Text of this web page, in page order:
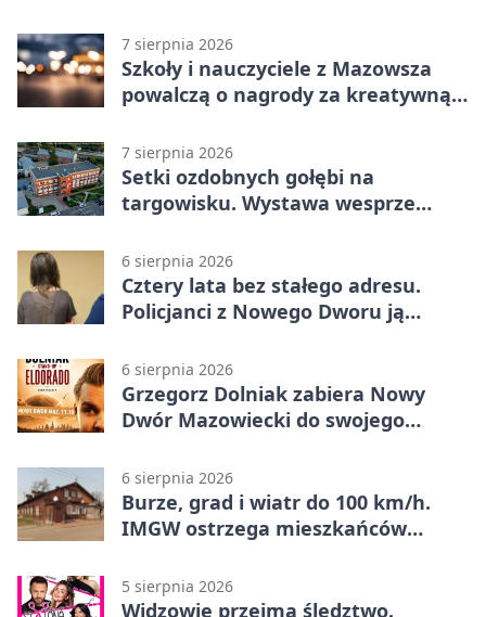
7 sierpnia 2026
Szkoły i nauczyciele z Mazowsza
powalczą o nagrody za kreatywną
7 sierpnia 2026
Setki ozdobnych gołębi na
targowisku. Wystawa wesprze
6 sierpnia 2026
Cztery lata bez stałego adresu.
Policjanci z Nowego Dworu ją
6 sierpnia 2026
Grzegorz Dolniak zabiera Nowy
Dwór Mazowiecki do swojego
6 sierpnia 2026
Burze, grad i wiatr do 100 km/h.
IMGW ostrzega mieszkańców
5 sierpnia 2026
Widzowie przejmą śledztwo.